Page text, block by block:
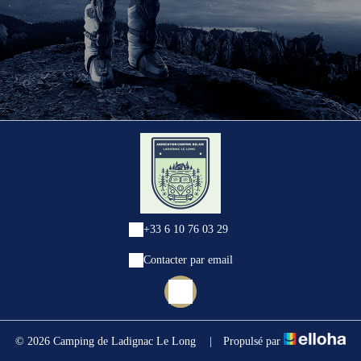
+33 6 10 76 03 29
Contacter par email
© 2026 Camping de Ladignac Le Long Propulsé par